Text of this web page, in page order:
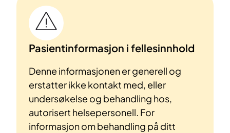
Pasientinformasjon i fellesinnhold
Denne informasjonen er generell og
erstatter ikke kontakt med, eller
undersøkelse og behandling hos,
autorisert helsepersonell. For
informasjon om behandling på ditt